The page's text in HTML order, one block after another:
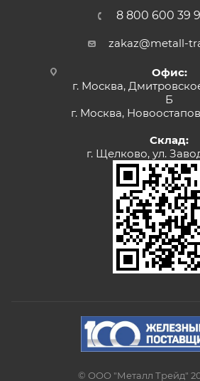
8 800 600 39
zakaz@metall-
Офис:
г. Москва,
Б
г. Москва,
Склад:
г. Щелково, ул.
© ООО "Металл Трейд"